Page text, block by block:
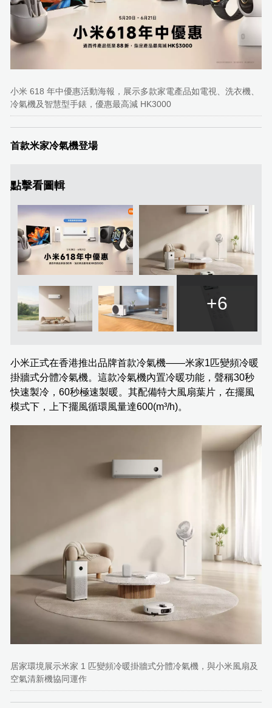
小米 618 年中優惠活動海報，展示多款家電產品如電視、洗衣機、
冷氣機及智慧型手錶，優惠最高減 HK3000
首款米家冷氣機登場
點擊看圖輯
+6
小米正式在香港推出品牌首款冷氣機——米家1匹變頻冷暖
掛牆式分體冷氣機。這款冷氣機內置冷暖功能，聲稱30秒
快速製冷，60秒極速製暖。其配備特大風扇葉片，在擺風
模式下，上下擺風循環風量達600(m³/h)。
居家環境展示米家 1 匹變頻冷暖掛牆式分體冷氣機，與小米風扇及
空氣清新機協同運作